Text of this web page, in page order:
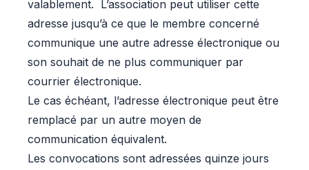
valablement. L’association peut utiliser cette
adresse jusqu’à ce que le membre concerné
communique une autre adresse électronique ou
son souhait de ne plus communiquer par
courrier électronique.
Le cas échéant, l’adresse électronique peut être
remplacé par un autre moyen de
communication équivalent.
Les convocations sont adressées quinze jours